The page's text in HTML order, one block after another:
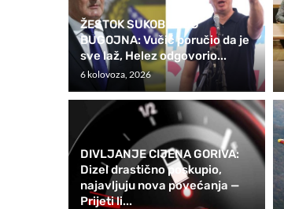
ŽESTOK SUKOB ZBOG
BUGOJNA: Vučić poručio da je
sve laž, Helez odgovorio...
6 kolovoza, 2026
DIVLJANJE CIJENA GORIVA:
Dizel drastično poskupio,
najavljuju nova povećanja —
Prijeti li...